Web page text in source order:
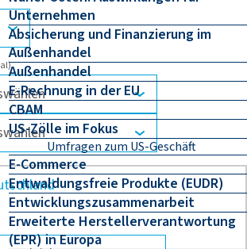
Unternehmen
Absicherung und Finanzierung im
Außenhandel
Außenhandel
E-Rechnung in der EU
CBAM
US-Zölle im Fokus
Umfragen zum US-Geschäft
E-Commerce
Entwaldungsfreie Produkte (EUDR)
Entwicklungszusammenarbeit
Erweiterte Herstellerverantwortung
(EPR) in Europa